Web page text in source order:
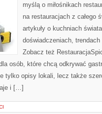
myślą o miłośnikach
na restauracjach z całego
artykuły o kuchniach
doświadczeniach,
Zobacz też
osób, które chcą odkrywać
tylko opisy lokali, lecz także
i […]